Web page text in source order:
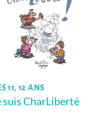
11, 12 ANS
suis CharLiberté